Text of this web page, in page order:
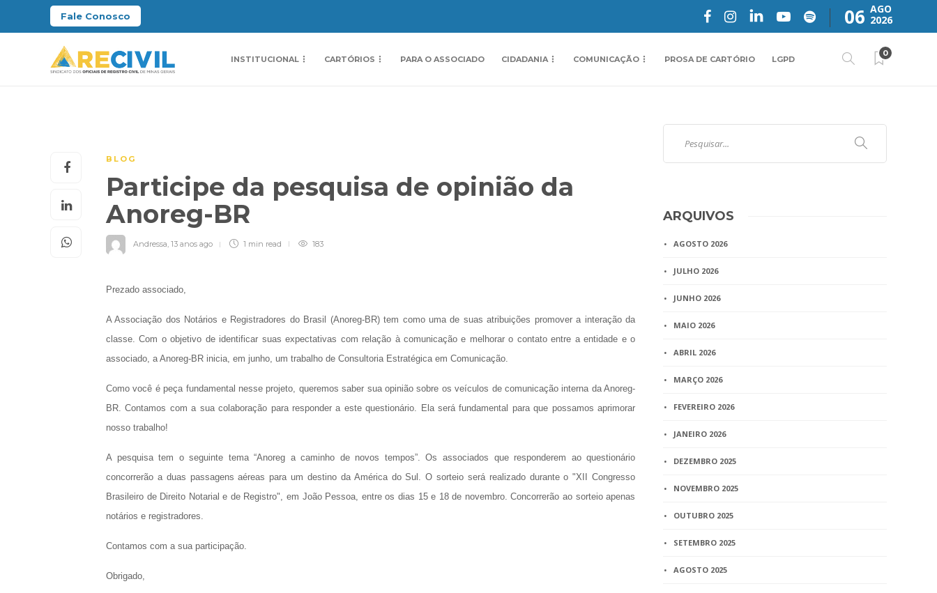
Fale Conosco 06 AGO
2026
INSTITUCIONAL CARTÓRIOS PARA O ASSOCIADO CIDADANIA COMUNICAÇÃO PROSA DE CARTÓRIO LGPD
0
BLOG
Participe da pesquisa de opinião da
Anoreg-BR
Andressa, 13 anos ago 1 min read 183
Prezado associado,
A Associação dos Notários e Registradores do Brasil (Anoreg-BR) tem como uma de suas atribuições promover a interação da
classe. Com o objetivo de identificar suas expectativas com relação à comunicação e melhorar o contato entre a entidade e o
associado, a Anoreg-BR inicia, em junho, um trabalho de Consultoria Estratégica em Comunicação.
Como você é peça fundamental nesse projeto, queremos saber sua opinião sobre os veículos de comunicação interna da Anoreg-
BR. Contamos com a sua colaboração para responder a este questionário. Ela será fundamental para que possamos aprimorar
nosso trabalho!
A pesquisa tem o seguinte tema “Anoreg a caminho de novos tempos”. Os associados que responderem ao questionário
concorrerão a duas passagens aéreas para um destino da América do Sul. O sorteio será realizado durante o "XII Congresso
Brasileiro de Direito Notarial e de Registro", em João Pessoa, entre os dias 15 e 18 de novembro. Concorrerão ao sorteio apenas
notários e registradores.
Contamos com a sua participação.
Obrigado,
ARQUIVOS
AGOSTO 2026
JULHO 2026
JUNHO 2026
MAIO 2026
ABRIL 2026
MARÇO 2026
FEVEREIRO 2026
JANEIRO 2026
DEZEMBRO 2025
NOVEMBRO 2025
OUTUBRO 2025
SETEMBRO 2025
AGOSTO 2025